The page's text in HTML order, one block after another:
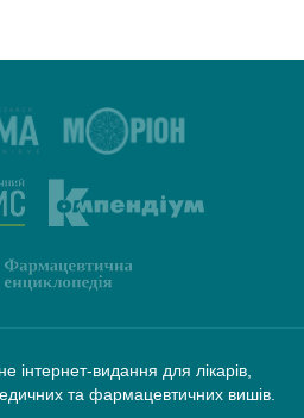
інтернет-видання для лікарів,
та фармацевтичних вишів.